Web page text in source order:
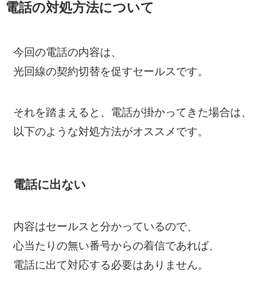
電話の対処方法について
今回の電話の内容は、
光回線の契約切替を促すセールスです。
それを踏まえると、電話が掛かってきた場合は、
以下のような対処方法がオススメです。
電話に出ない
内容はセールスと分かっているので、
心当たりの無い番号からの着信であれば、
電話に出て対応する必要はありません。